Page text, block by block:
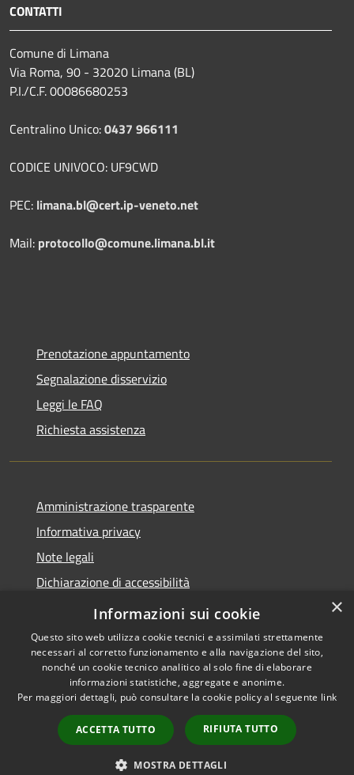
CONTATTI
Comune di Limana
Via Roma, 90 - 32020 Limana (BL)
P.I./C.F. 00086680253
Centralino Unico:0437 966111
CODICE UNIVOCO: UF9CWD
PEC: limana.bl@cert.ip-veneto.net
Mail: protocollo@comune.limana.bl.it
Prenotazione appuntamento
Segnalazione disservizio
Leggi le FAQ
Richiesta assistenza
Amministrazione trasparente
Informativa privacy
Note legali
Dichiarazione di accessibilità
Moduli Privacy Amministrazione trasparente
Accessibilità
Copyright © 2026 • Comune di
Limana • Powered by
Municipium•
Accesso
redazione
×
Informazioni sui cookie
Questo sito web utilizza cookie tecnici e assimilati strettamente
necessari al corretto funzionamento e alla navigazione del sito,
nonché un cookie tecnico analitico al solo fine di elaborare
informazioni statistiche, aggregate e anonime.
Per maggiori dettagli, può consultare la cookie policy al seguente link
ACCETTA TUTTO RIFIUTA TUTTO
MOSTRA DETTAGLI